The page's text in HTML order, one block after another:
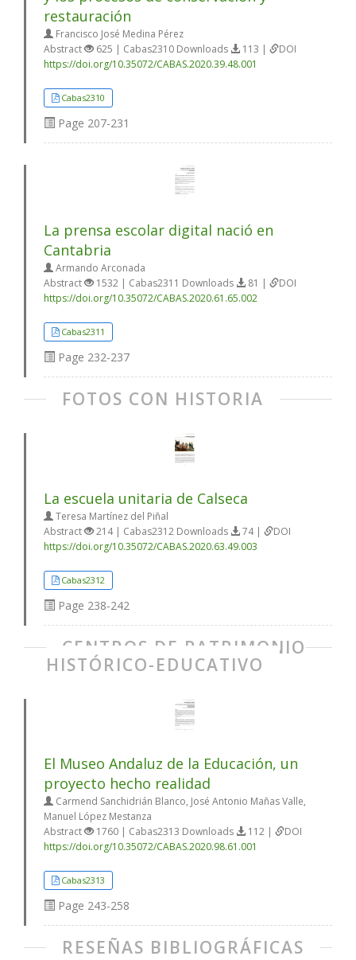
restauración
Francisco José Medina Pérez
Abstract
625 | Cabas2310 Downloads 113 |
DOI
https://doi.org/10.35072/CABAS.2020.39.48.001
Cabas2310
Page 207-231
La prensa escolar digital nació en
Cantabria
Armando Arconada
Abstract
1532 | Cabas2311 Downloads 81 |
DOI
https://doi.org/10.35072/CABAS.2020.61.65.002
Cabas2311
Page 232-237
FOTOS CON HISTORIA
La escuela unitaria de Calseca
Teresa Martínez del Piñal
Abstract
214 | Cabas2312 Downloads 74 |
DOI
https://doi.org/10.35072/CABAS.2020.63.49.003
Cabas2312
Page 238-242
CENTROS DE PATRIMONIO
HISTÓRICO-EDUCATIVO
El Museo Andaluz de la Educación, un
proyecto hecho realidad
Carmend Sanchidrián Blanco, José Antonio Mañas Valle,
Manuel López Mestanza
Abstract
1760 | Cabas2313 Downloads 112 |
DOI
https://doi.org/10.35072/CABAS.2020.98.61.001
Cabas2313
Page 243-258
RESEÑAS BIBLIOGRÁFICAS